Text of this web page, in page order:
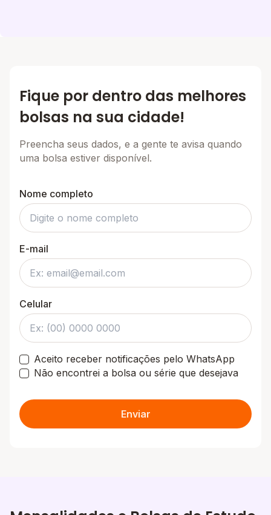
Fique por dentro das melhores
bolsas na sua cidade!
Preencha seus dados, e a gente te avisa quando
uma bolsa estiver disponível.
Nome completo
E-mail
Celular
Aceito receber notificações pelo WhatsApp
Não encontrei a bolsa ou série que desejava
Enviar